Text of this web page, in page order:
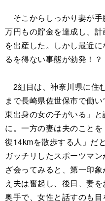
そこからしっかり妻が
万円もの貯金を達成し、
を出産した。しかし最近
るを得ない事態が勃発！？
2組目は、神奈川県に住
まで長崎県佐世保市で働
東出身の女の子がいる」
に。一方の妻は夫のこと
復14kmを散歩する人」だ
ガッチリしたスポーツマ
ざ会ってみると、第一印
え夫は奮起し、後日、妻
奥手で、女性と話すのも